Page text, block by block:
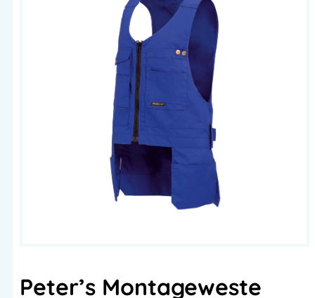
Peter’s Montageweste